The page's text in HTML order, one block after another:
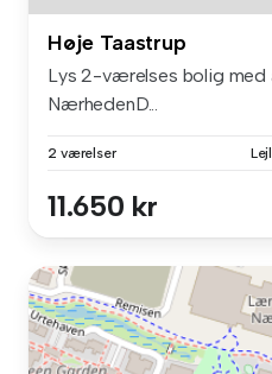
Høje Taastrup
Lys 2-værelses bolig med
NærhedenD...
2 værelser
11.650 kr